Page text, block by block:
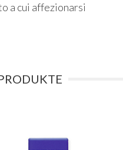
a cui affezionarsi